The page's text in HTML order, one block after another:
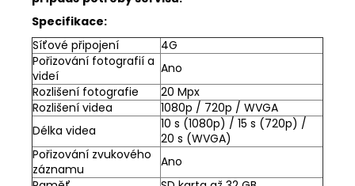
Specifikace:
Síťové připojení
4G
Pořizování fotografií a
videí
Ano
Rozlišení fotografie
20 Mpx
Rozlišení videa
1080p / 720p / WVGA
Délka videa
10 s (1080p) / 15 s (720p) /
20 s (WVGA)
Pořizování zvukového
záznamu
Ano